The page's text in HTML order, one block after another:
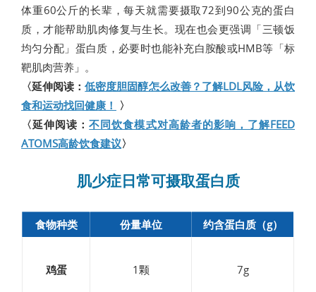
体重60公斤的长辈，每天就需要摄取72到90公克的蛋白
质，才能帮助肌肉修复与生长。现在也会更强调「三顿饭
均匀分配」蛋白质，必要时也能补充白胺酸或HMB等「标
靶肌肉营养」。
〈延伸阅读：低密度胆固醇怎么改善？了解LDL风险，从饮
食和运动找回健康！ 〉
〈延伸阅读：不同饮食模式对高龄者的影响，了解FEED
ATOMS高龄饮食建议〉
肌少症日常可摄取蛋白质
食物种类 份量单位 约含蛋白质（g）
鸡蛋 1颗 7g